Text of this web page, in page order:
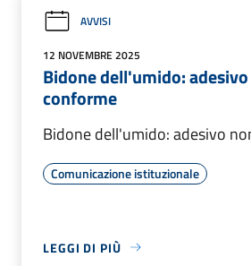
AVVISI
12 NOVEMBRE 2025
Bidone dell'umido:
conforme
Bidone dell'umido: adesivo
Comunicazione istituzionale
LEGGI DI PIÙ